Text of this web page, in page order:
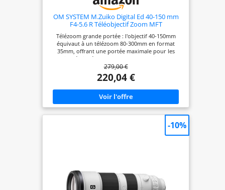
OM SYSTEM M.Zuiko Digital Ed 40-150 mm
F4-5.6 R Téléobjectif Zoom MFT
Télézoom grande portée : l'objectif 40-150mm
équivaut à un télézoom 80-300mm en format
35mm, offrant une portée maximale pour les
sujets éloignés, la faune et les portraits sans
changement d'objectif Objectif de voyage
ultramcompact : construction légère et maniable,
idéal pour la photographie de voyage et les
aventures, avec poignée pratique et
encombrement minimal pour les déplacements
Qualité d'image exceptionnelle : optique ED avec
éléments de lentille multitraités offrant des images
vignettage Autofocus ultra-silencieux : le servo-
moteur haute vitesse MSC fonctionne presque
inclus, prêt à l'emploi pour tous les appareils
photo MFT d'Olympus et Panasonic
279,00 €
220,04 €
-10%